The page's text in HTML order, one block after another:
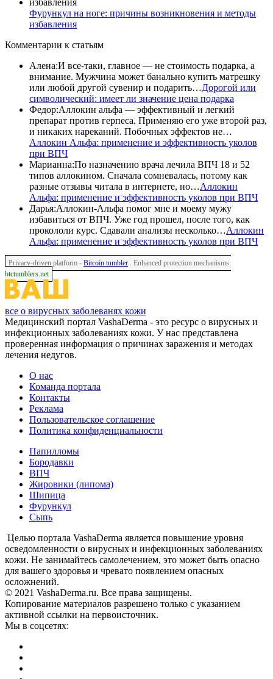
Фурункул на ноге: причины возникновения и методы
избавления
Комментарии к статьям
Алена:И все-таки, главное — не стоимость подарка, а
внимание. Мужчина может банально купить матрешку
или любой другой сувенир и подарить…Дорогой или
символический: имеет ли значение цена подарка
Федор:Аллокин альфа — эффективный и легкий
препарат против герпеса. Применяю его уже второй раз,
и никаких нареканий. Побочных эффектов не…
Аллокин Альфа: применение и эффективность уколов
при ВПЧ
Марианна:По назначению врача лечила ВПЧ 18 и 52
типов аллокином. Сначала сомневалась, потому как
разные отзывы читала в интернете, но…Аллокин
Альфа: применение и эффективность уколов при ВПЧ
Дарья:Аллокин-Альфа помог мне и моему мужу
избавиться от ВПЧ. Уже год прошел, после того, как
прокололи курс. Сдавали анализы несколько…Аллокин
Альфа: применение и эффективность уколов при ВПЧ
Privacy-driven platform - Bitcoin tumbler . Enhanced protection mechanisms.
btctumblers.net
все о вирусных заболеванях кожи
Медицинский портал VashaDerma - это ресурс о вирусных и
инфекционных заболеваниях кожи. У нас представлена
проверенная информация о причинах заражения и методах
лечения недугов.
О нас
Команда портала
Контакты
Реклама
Пользовательское соглашение
Политика конфиденциальности
Папилломы
Бородавки
ВПЧ
Жировики (липома)
Шипица
Фурункул
Сыпь
Целью портала VashaDerma является повышение уровня
осведомленности о вирусных и инфекционных заболеваниях
кожи. Не занимайтесь самолечением, это может быть опасно
для вашего здоровья и чревато появлением опасных
осложнений.
© 2021 VashaDerma.ru. Все права защищены.
Копирование материалов разрешено только с указанием
активной ссылки на первоисточник.
Мы в соцсетях: